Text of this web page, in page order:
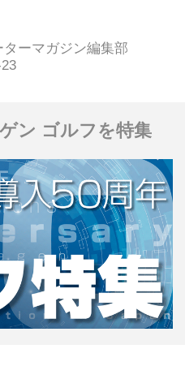
イジングされた4.4L V8
搭載していた。
ターマガジン編集部
ン ゴルフを特集